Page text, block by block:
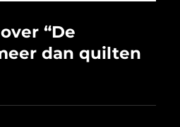
“De
dan quilten